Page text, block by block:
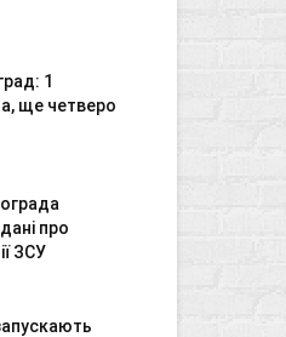
1
ще четверо
про
ЗСУ